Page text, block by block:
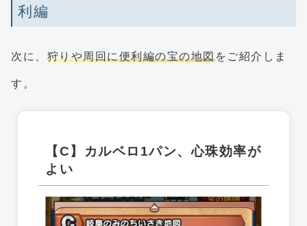
利編
次に、 狩りや周回に便利編の宝の地図をご紹介しま
す。
【C】カルベロ1パン、心珠効率が
よい